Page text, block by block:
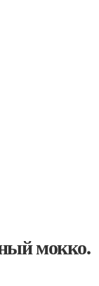
мокко.